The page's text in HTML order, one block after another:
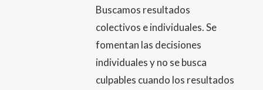
Buscamos resultados
colectivos e individuales. Se
fomentan las decisiones
individuales y no se busca
culpables cuando los resultados